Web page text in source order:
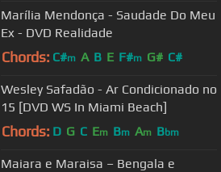
Marília Mendonça - Saudade Do Meu
Ex - DVD Realidade
Chords: C#m A B E F#m G# C#
Wesley Safadão - Ar Condicionado no
15 [DVD WS In Miami Beach]
Chords: D G C Em Bm Am Bbm
Maiara e Maraisa – Bengala e